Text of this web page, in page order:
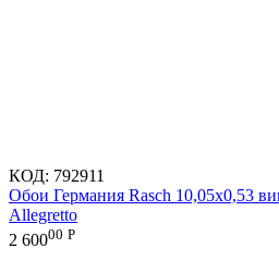
КОД: 792911
Обои Германия Rasch 10,05x0,53
Allegretto
2 60000 Р